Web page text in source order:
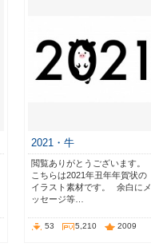
2021・牛
閲覧ありがとうございます。⠀
こちらは2021年丑年年賀状の
イラスト素材です。⠀余白にメ
ッセージ等…
53 5,210 2009